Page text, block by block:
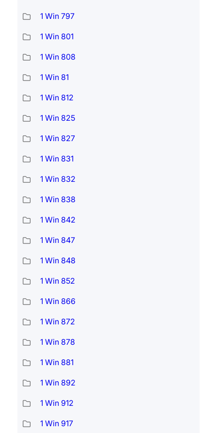
1 Win 797
1 Win 801
1 Win 808
1 Win 81
1 Win 812
1 Win 825
1 Win 827
1 Win 831
1 Win 832
1 Win 838
1 Win 842
1 Win 847
1 Win 848
1 Win 852
1 Win 866
1 Win 872
1 Win 878
1 Win 881
1 Win 892
1 Win 912
1 Win 917